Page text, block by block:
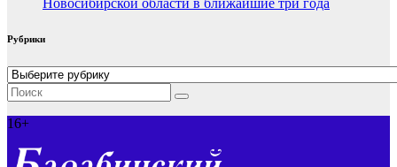
Новосибирской области в ближайшие три года
Рубрики
Рубрики
16+